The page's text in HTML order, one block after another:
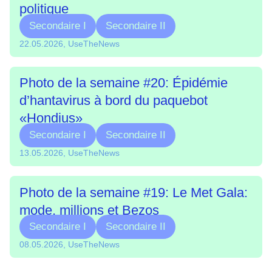
politique
Secondaire I Secondaire II
22.05.2026, UseTheNews
Photo de la semaine #20: Épidémie
d’hantavirus à bord du paquebot
«Hondius»
Secondaire I Secondaire II
13.05.2026, UseTheNews
Photo de la semaine #19: Le Met Gala:
mode, millions et Bezos
Secondaire I Secondaire II
08.05.2026, UseTheNews